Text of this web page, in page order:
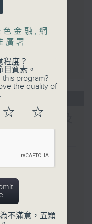
- 18:00)
申訴專員主動
務
親誤殺及
- 18:00)
基層影響 提
建議
色金融 , 網
廣署
程度？
目質素。
program?
the quality of
☆ ☆
不滿意，五顆